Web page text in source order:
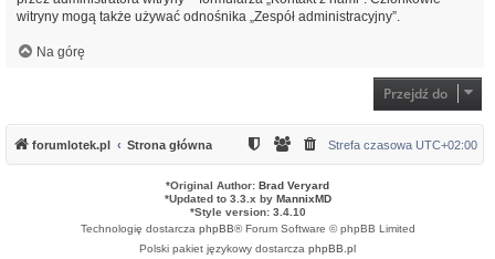
witryny mogą także używać odnośnika „Zespół administracyjny”.
Na górę
Przejdź do
forumlotek.pl Strona główna Strefa czasowa UTC+02:00
*Original Author: Brad Veryard
*Updated to 3.3.x by MannixMD
*Style version: 3.4.10
Technologię dostarcza phpBB® Forum Software © phpBB Limited
Polski pakiet językowy dostarcza phpBB.pl